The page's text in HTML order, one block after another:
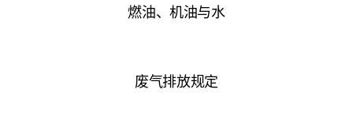
燃油、机油与水
废气排放规定